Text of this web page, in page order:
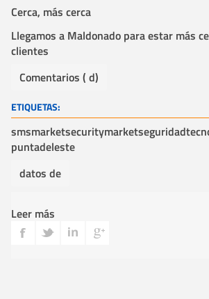
Cerca, más cerca
Llegamos a Maldonado para estar más
clientes
Comentarios ( d)
ETIQUETAS:
smsmarketsecuritymarketseguridad
puntadeleste
datos de
Leer más